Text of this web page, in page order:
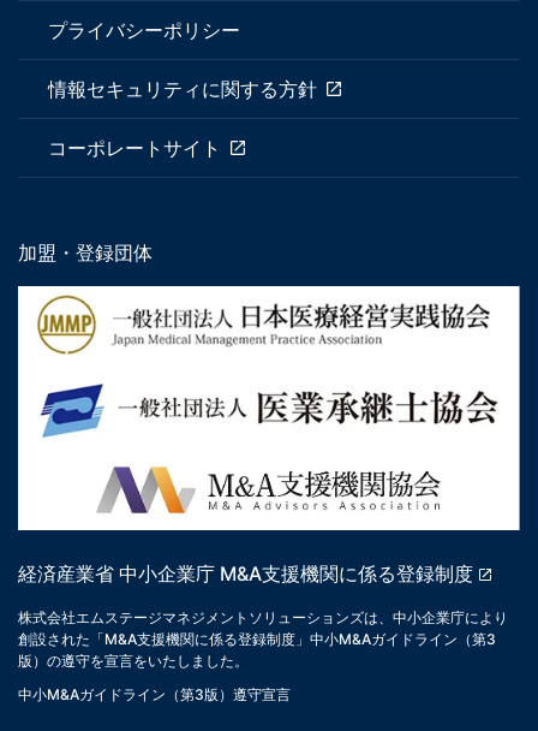
プライバシーポリシー
情報セキュリティに関する方針
コーポレートサイト
加盟・登録団体
経済産業省 中小企業庁 M&A支援機関に係る登録制度
株式会社エムステージマネジメントソリューションズは、中小企業庁により
創設された「M&A支援機関に係る登録制度」中小M&Aガイドライン（第3
版）の遵守を宣言をいたしました。
中小M&Aガイドライン（第3版）遵守宣言